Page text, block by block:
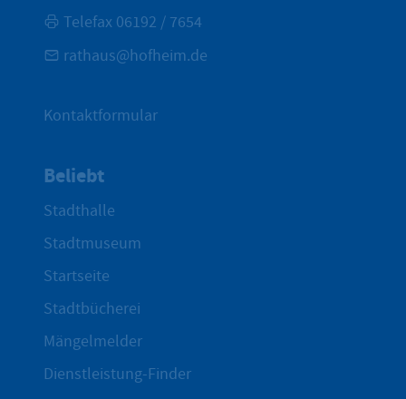
Telefax 06192 / 7654
rathaus@hofheim.de
Kontaktformular
Beliebt
Stadthalle
Stadtmuseum
Startseite
Stadtbücherei
Mängelmelder
Dienstleistung-Finder